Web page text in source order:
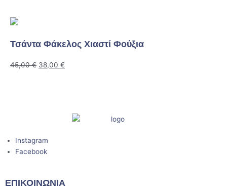
Τσάντα Φάκελος Χιαστί Φούξια
45,00€ 38,00 €
Instagram
Facebook
ΕΠΙΚΟΙΝΩΝΙΑ